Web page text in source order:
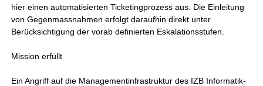
hier einen automatisierten Ticketingprozess aus. Die Einleitung
von Gegenmassnahmen erfolgt daraufhin direkt unter
Berücksichtigung der vorab definierten Eskalationsstufen.
Mission erfüllt
Ein Angriff auf die Managementinfrastruktur des IZB Informatik-